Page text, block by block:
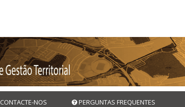
CONTACTE-NOS PERGUNTAS FREQUENTES